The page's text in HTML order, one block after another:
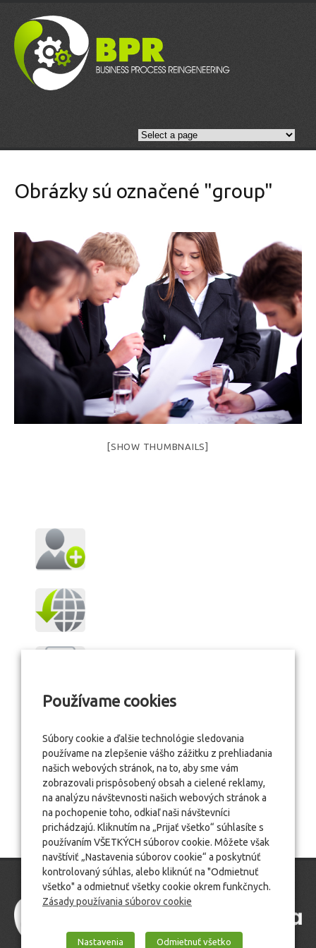
Obrázky sú označené "group"
[SHOW THUMBNAILS]
Používame cookies
Súbory cookie a ďalšie technológie sledovania
používame na zlepšenie vášho zážitku z prehliadania
našich webových stránok, na to, aby sme vám
zobrazovali prispôsobený obsah a cielené reklamy,
na analýzu návštevnosti našich webových stránok a
na pochopenie toho, odkiaľ naši návštevníci
prichádzajú. Kliknutím na „Prijať všetko“ súhlasíte s
používaním VŠETKÝCH súborov cookie. Môžete však
navštíviť „Nastavenia súborov cookie“ a poskytnúť
kontrolovaný súhlas, alebo kliknúť na "Odmietnuť
všetko" a odmietnuť všetky cookie okrem funkčnych.
Zásady používania súborov cookie
Nastavenia Odmietnuť všetko